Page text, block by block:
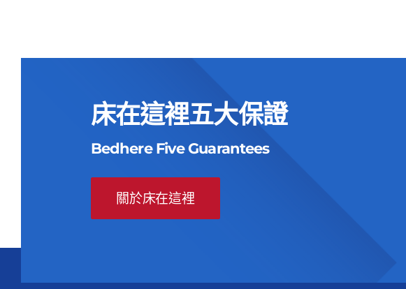
床在這裡五大保證
Bedhere Five Guarantees
關於床在這裡